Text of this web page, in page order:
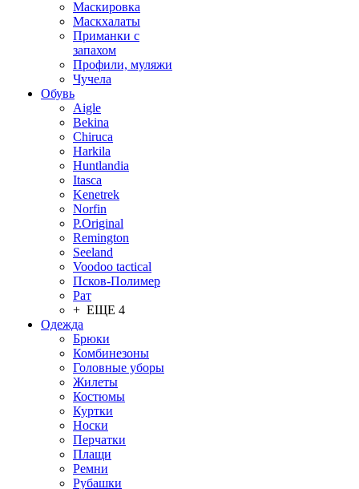
Маскировка
Маскхалаты
Приманки с
запахом
Профили, муляжи
Чучела
Обувь
Aigle
Bekina
Chiruсa
Harkila
Huntlandia
Itasca
Kenetrek
Norfin
P.Original
Remington
Seeland
Voodoo tactical
Псков-Полимер
Рат
+ ЕЩЕ 4
Одежда
Брюки
Комбинезоны
Головные уборы
Жилеты
Костюмы
Куртки
Носки
Перчатки
Плащи
Ремни
Рубашки